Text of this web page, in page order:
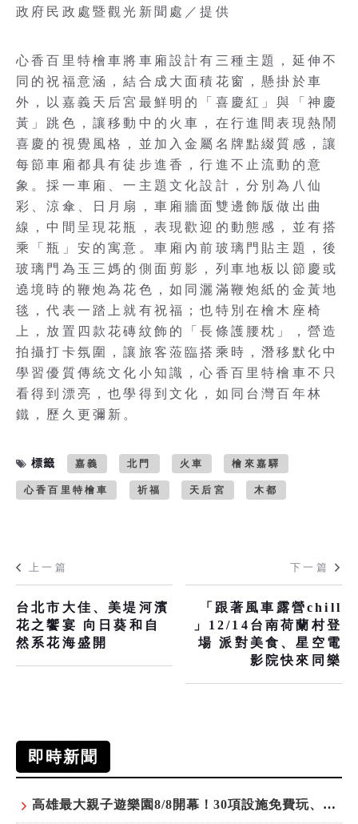
政府民政處暨觀光新聞處／提供
心香百里特檜車將車廂設計有三種主題，延伸不
同的祝福意涵，結合成大面積花窗，懸掛於車
外，以嘉義天后宮最鮮明的「喜慶紅」與「神慶
黃」跳色，讓移動中的火車，在行進間表現熱鬧
喜慶的視覺風格，並加入金屬名牌點綴質感，讓
每節車廂都具有徒步進香，行進不止流動的意
象。採一車廂、一主題文化設計，分別為八仙
彩、涼傘、日月扇，車廂牆面雙邊飾版做出曲
線，中間呈現花瓶，表現歡迎的動態感，並有搭
乘「瓶」安的寓意。車廂內前玻璃門貼主題，後
玻璃門為玉三媽的側面剪影，列車地板以節慶或
遶境時的鞭炮為花色，如同灑滿鞭炮紙的金黃地
毯，代表一踏上就有祝福；也特別在檜木座椅
上，放置四款花磚紋飾的「長條護腰枕」，營造
拍攝打卡氛圍，讓旅客蒞臨搭乘時，潛移默化中
學習優質傳統文化小知識，心香百里特檜車不只
看得到漂亮，也學得到文化，如同台灣百年林
鐵，歷久更彌新。
標籤 嘉義 北門 火車 檜來嘉驛
心香百里特檜車 祈福 天后宮 木都
上一篇
台北市大佳、美堤河濱
花之饗宴 向日葵和自
然系花海盛開
下一篇
「跟著風車露營chill
」12/14台南荷蘭村登
場 派對美食、星空電
影院快來同樂
即時新聞
高雄最大親子遊樂園8/8開幕！30項設施免費玩、YOYO家族嗨翻暑假